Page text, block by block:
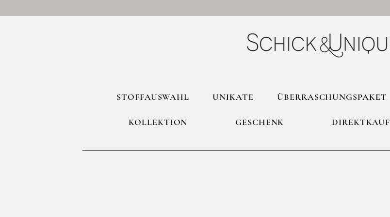
STOFFAUSWAHL UNIKATE ÜBERRASCHUNGSPAKET
KOLLEKTION GESCHENK DIREKTKAUF